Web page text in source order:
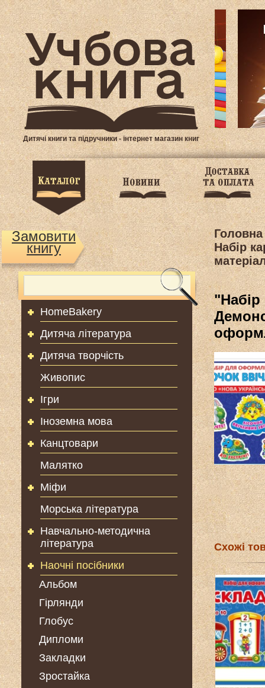
Дитячі книги та підручники - інтернет магазин книг
Замовити
книгу
HomeBakery
Дитяча література
Дитяча творчість
Живопис
Ігри
Іноземна мова
Канцтовари
Малятко
Міфи
Морська література
Навчально-методична
література
Наочні посібники
Альбом
Гірлянди
Глобус
Дипломи
Закладки
Зростайка
Головна
Набір
"Набір
Схожі